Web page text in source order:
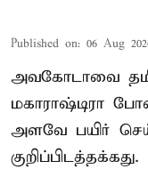
Published on: 06 Aug
அவகோடாவை
மகாராஷ்டிரா
அளவே பயிர்